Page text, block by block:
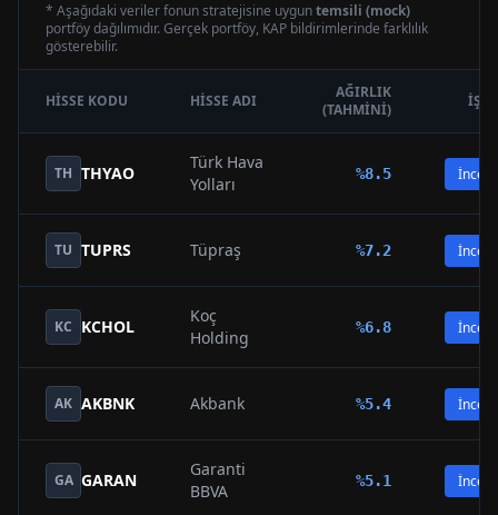
* Aşağıdaki veriler fonun stratejisine uyguntemsili (mock)
portföy dağılımıdır. Gerçek portföy, KAP bildirimlerinde farklılık
gösterebilir.
HISSE KODU HISSE ADI
AĞIRLIK
(TAHMINI)
TH THYAO
Türk Hava
Yolları
%8.5 İncele
TU TUPRS Tüpraş %7.2 İncele
KC KCHOL
Koç
Holding
%6.8 İncele
AK AKBNK Akbank %5.4 İncele
GA GARAN
Garanti
BBVA
%5.1 İncele